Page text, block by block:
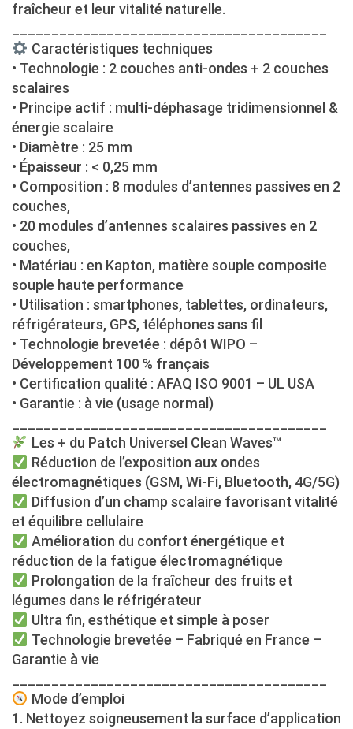
fraîcheur et leur vitalité naturelle.
Caractéristiques techniques
• Technologie : 2 couches anti-ondes + 2 couches
scalaires
• Principe actif : multi-déphasage tridimensionnel &
énergie scalaire
• Diamètre : 25 mm
• Épaisseur : < 0,25 mm
• Composition : 8 modules d’antennes passives en 2
couches,
• 20 modules d’antennes scalaires passives en 2
couches,
• Matériau : en Kapton, matière souple composite
souple haute performance
• Utilisation : smartphones, tablettes, ordinateurs,
réfrigérateurs, GPS, téléphones sans fil
• Technologie brevetée : dépôt WIPO –
Développement 100 % français
• Certification qualité : AFAQ ISO 9001 – UL USA
• Garantie : à vie (usage normal)
Les + du Patch Universel Clean Waves™
Réduction de l’exposition aux ondes
électromagnétiques (GSM, Wi-Fi, Bluetooth, 4G/5G)
Diffusion d’un champ scalaire favorisant vitalité
et équilibre cellulaire
Amélioration du confort énergétique et
réduction de la fatigue électromagnétique
Prolongation de la fraîcheur des fruits et
légumes dans le réfrigérateur
Ultra fin, esthétique et simple à poser
Technologie brevetée – Fabriqué en France –
Garantie à vie
Mode d’emploi
1. Nettoyez soigneusement la surface d’application